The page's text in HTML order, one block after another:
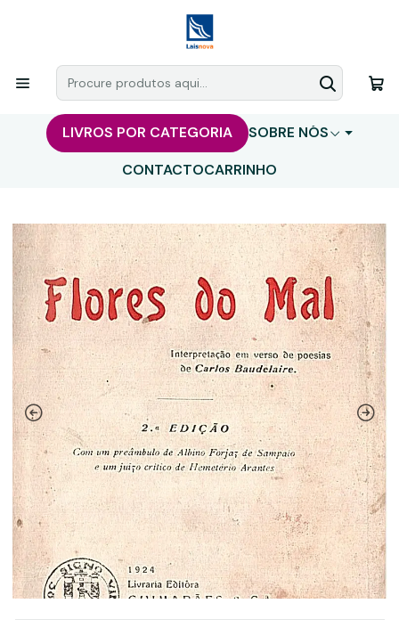
LIVROS POR CATEGORIA
SOBRE NÓS
CONTACTOCARRINHO